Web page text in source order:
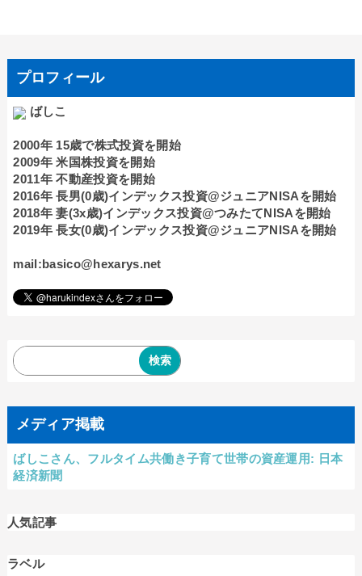
プロフィール
ばしこ
2000年 15歳で株式投資を開始
2009年 米国株投資を開始
2011年 不動産投資を開始
2016年 長男(0歳)インデックス投資@ジュニアNISAを開始
2018年 妻(3x歳)インデックス投資@つみたてNISAを開始
2019年 長女(0歳)インデックス投資@ジュニアNISAを開始
mail:basico@hexarys.net
メディア掲載
ばしこさん、フルタイム共働き子育て世帯の資産運用: 日本
経済新聞
人気記事
ラベル